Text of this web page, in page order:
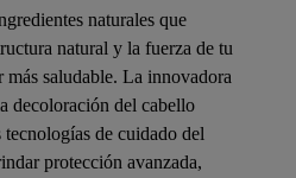
naturales que
natural y la fuerza de tu
saludable. La innovadora
decoloración del cabello
de cuidado del
protección avanzada,